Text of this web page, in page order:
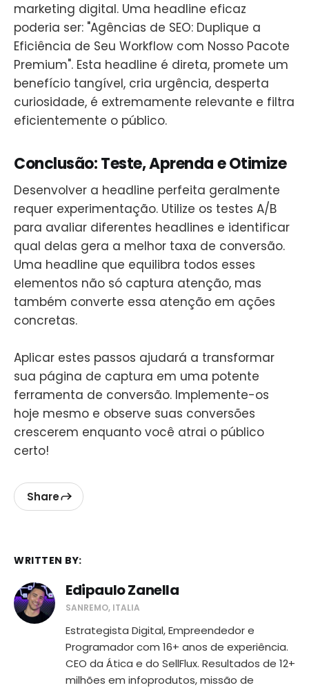
marketing digital. Uma headline eficaz
poderia ser: "Agências de SEO: Duplique a
Eficiência de Seu Workflow com Nosso Pacote
Premium". Esta headline é direta, promete um
benefício tangível, cria urgência, desperta
curiosidade, é extremamente relevante e filtra
eficientemente o público.
Conclusão: Teste, Aprenda e Otimize
Desenvolver a headline perfeita geralmente
requer experimentação. Utilize os testes A/B
para avaliar diferentes headlines e identificar
qual delas gera a melhor taxa de conversão.
Uma headline que equilibra todos esses
elementos não só captura atenção, mas
também converte essa atenção em ações
concretas.
Aplicar estes passos ajudará a transformar
sua página de captura em uma potente
ferramenta de conversão. Implemente-os
hoje mesmo e observe suas conversões
crescerem enquanto você atrai o público
certo!
Share
WRITTEN BY:
Edipaulo Zanella
SANREMO, ITALIA
Estrategista Digital, Empreendedor e
Programador com 16+ anos de experiência.
CEO da Ática e do SellFlux. Resultados de 12+
milhões em infoprodutos, missão de